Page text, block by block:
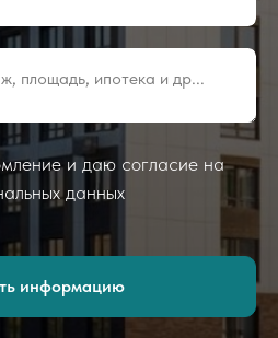
площадь, ипотека и др...
и даю согласие на
данных
информацию